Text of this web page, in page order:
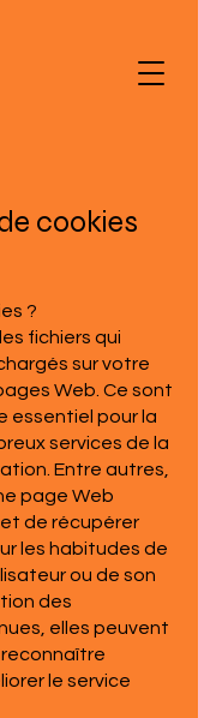
cookies
?
fichiers qui
sur votre
Web. Ce sont
essentiel pour la
services de la
Entre autres,
page Web
de récupérer
les habitudes de
ou de son
des
elles peuvent
le service